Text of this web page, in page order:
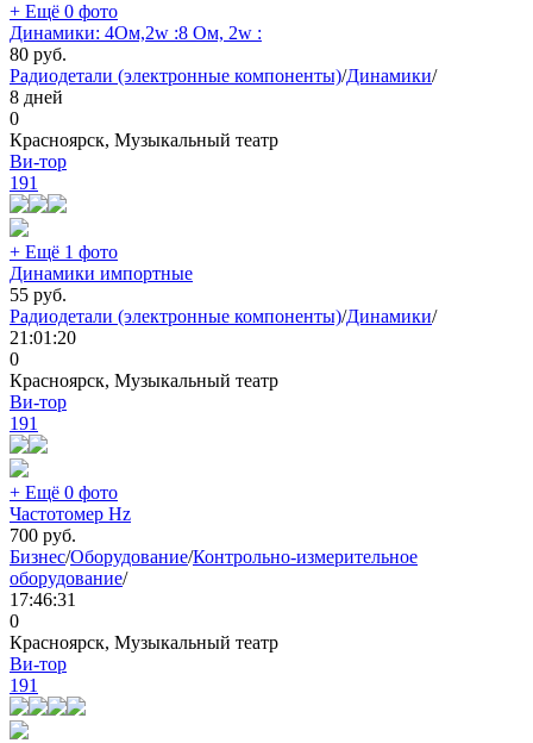
+ Ещё 0 фото
Динамики: 4Ом,2w :8 Ом, 2w :
80 руб.
Радиодетали (электронные компоненты)/Динамики/
8 дней
0
Красноярск, Музыкальный театр
Ви-тор
191
+ Ещё 1 фото
Динамики импортные
55 руб.
Радиодетали (электронные компоненты)/Динамики/
21:01:20
0
Красноярск, Музыкальный театр
Ви-тор
191
+ Ещё 0 фото
Частотомер Hz
700 руб.
Бизнес/Оборудование/Контрольно-измерительное
оборудование/
17:46:31
0
Красноярск, Музыкальный театр
Ви-тор
191